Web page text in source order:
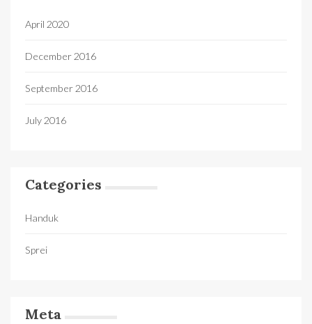
April 2020
December 2016
September 2016
July 2016
Categories
Handuk
Sprei
Meta